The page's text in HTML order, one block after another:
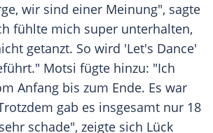
, wir sind einer Meinung", sagte
fühlte mich super unterhalten,
getanzt. So wird 'Let's Dance'
Motsi fügte hinzu: "Ich
Anfang bis zum Ende. Es war
gab es insgesamt nur 18
schade", zeigte sich Lück